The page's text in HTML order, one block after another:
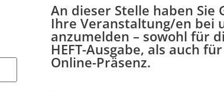
An dieser Stelle haben Sie
Ihre Veranstaltung/en bei
anzumelden – sowohl für
HEFT-Ausgabe, als auch
Online-Präsenz.